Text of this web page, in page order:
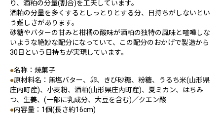
り、酒粕の分量(割合)を工夫しています。
酒粕の分量を多くするとしっとりとする分、日持ちがしないとい
う難しさがあります。
砂糖やバターの甘みと柑橘の酸味が酒粕の独特の風味と喧嘩しな
いような絶妙な配分になっていて、この配分のおかげで製造から
30日という日持ちが実現しています。
●名称：焼菓子
●原材料名：無塩バター、卵、きび砂糖、粉糖、うるち米(山形県
庄内町産)、小麦粉、酒粕(山形県庄内町産)、夏ミカン、はちみ
つ、生姜、(一部に乳成分、大豆を含む)／クエン酸
●内容量：1個(長さ約16cm)